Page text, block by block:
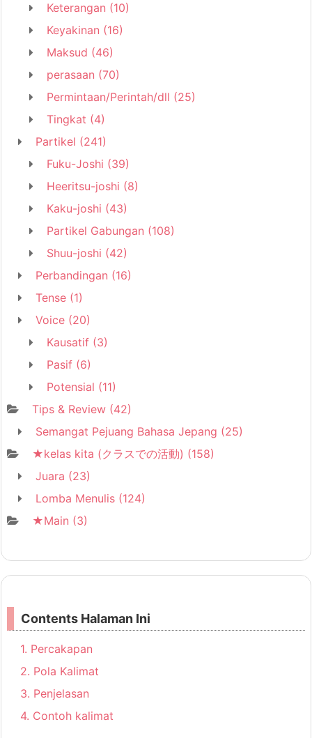
Keterangan (10)
Keyakinan (16)
Maksud (46)
perasaan (70)
Permintaan/Perintah/dll (25)
Tingkat (4)
Partikel (241)
Fuku-Joshi (39)
Heeritsu-joshi (8)
Kaku-joshi (43)
Partikel Gabungan (108)
Shuu-joshi (42)
Perbandingan (16)
Tense (1)
Voice (20)
Kausatif (3)
Pasif (6)
Potensial (11)
Tips & Review (42)
Semangat Pejuang Bahasa Jepang (25)
★kelas kita (クラスでの活動) (158)
Juara (23)
Lomba Menulis (124)
★Main (3)
Contents Halaman Ini
1. Percakapan
2. Pola Kalimat
3. Penjelasan
4. Contoh kalimat